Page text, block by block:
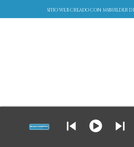
SITIO WEB CREADO CON MSBUILDER